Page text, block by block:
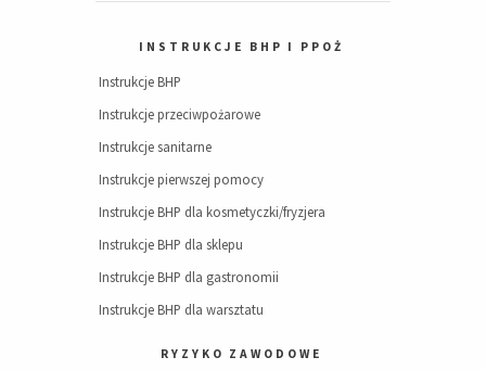
INSTRUKCJE BHP I PPOŻ
Instrukcje BHP
Instrukcje przeciwpożarowe
Instrukcje sanitarne
Instrukcje pierwszej pomocy
Instrukcje BHP dla kosmetyczki/fryzjera
Instrukcje BHP dla sklepu
Instrukcje BHP dla gastronomii
Instrukcje BHP dla warsztatu
RYZYKO ZAWODOWE